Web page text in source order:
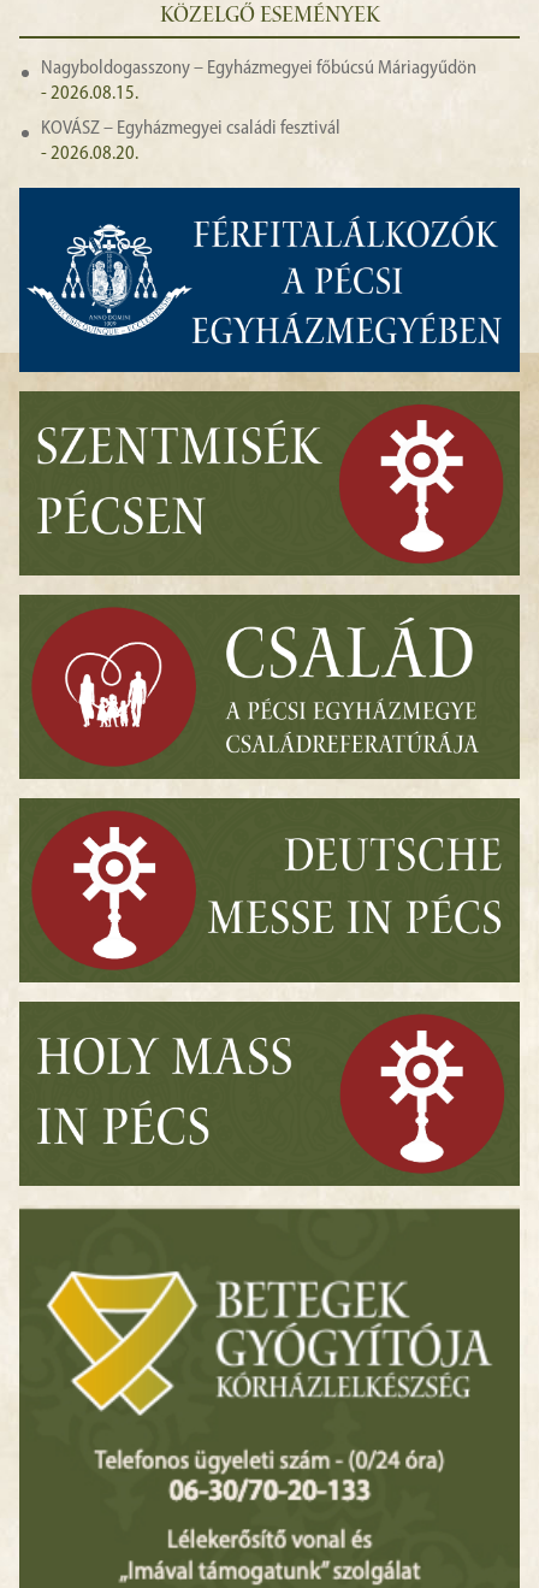
KÖZELGŐ ESEMÉNYEK
Nagyboldogasszony – Egyházmegyei főbúcsú Máriagyűdön
- 2026.08.15.
KOVÁSZ – Egyházmegyei családi fesztivál
- 2026.08.20.